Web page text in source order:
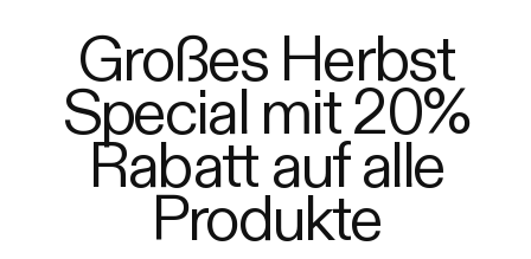
Großes Herbst
Special mit 20%
Rabatt auf alle
Produkte